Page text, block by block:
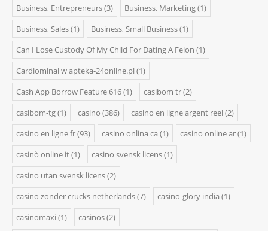
Business, Entrepreneurs(3) Business, Marketing(1)
Business, Sales(1) Business, Small Business(1)
Can I Lose Custody Of My Child For Dating A Felon (1)
Cardiominal w apteka-24online.pl (1)
Cash App Borrow Feature 616(1) casibom tr(2)
casibom-tg(1) casino (386) casino en ligne argent reel (2)
casino en ligne fr(93) casino onlina ca (1) casino online ar(1)
casinò online it(1) casino svensk licens(1)
casino utan svensk licens(2)
casino zonder crucks netherlands(7) casino-glory india (1)
casinomaxi (1) casinos(2)